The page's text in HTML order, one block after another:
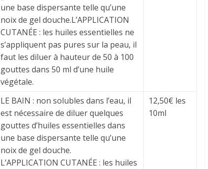
une base dispersante telle qu’une
noix de gel douche.L’APPLICATION
CUTANÉE : les huiles essentielles ne
s’appliquent pas pures sur la peau, il
faut les diluer à hauteur de 50 à 100
gouttes dans 50 ml d’une huile
végétale.
LE BAIN : non solubles dans l’eau, il
est nécessaire de diluer quelques
gouttes d’huiles essentielles dans
une base dispersante telle qu’une
noix de gel douche.
L’APPLICATION CUTANÉE : les huiles
12,50€ les
10ml